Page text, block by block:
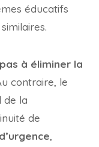
éducatifs
à éliminer la
contraire, le
de la
de
,